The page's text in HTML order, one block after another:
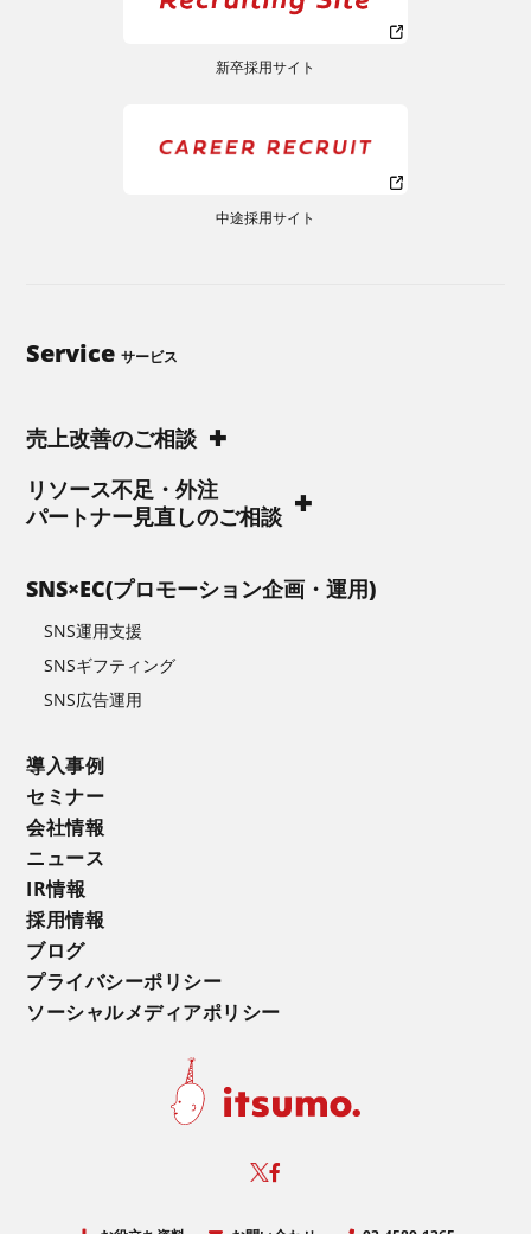
新卒採用サイト
中途採用サイト
Serviceサービス
売上改善のご相談
リソース不足・外注
パートナー見直しのご相談
SNS×EC(プロモーション企画・運用)
SNS運用支援
SNSギフティング
SNS広告運用
導入事例
セミナー
会社情報
ニュース
IR情報
採用情報
ブログ
プライバシーポリシー
ソーシャルメディアポリシー